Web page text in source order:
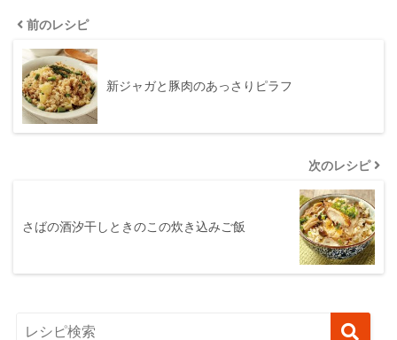
前のレシピ
新ジャガと豚肉のあっさりピラフ
次のレシピ
さばの酒汐干しときのこの炊き込みご飯